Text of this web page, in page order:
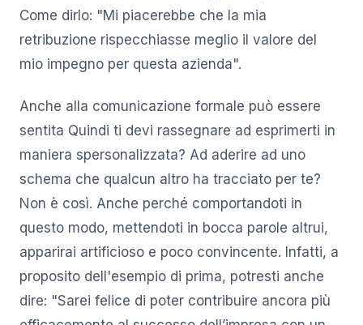
Come dirlo: "Mi piacerebbe che la mia
retribuzione rispecchiasse meglio il valore del
mio impegno per questa azienda".
Anche alla comunicazione formale può essere
sentita Quindi ti devi rassegnare ad esprimerti in
maniera spersonalizzata? Ad aderire ad uno
schema che qualcun altro ha tracciato per te?
Non è così. Anche perché comportandoti in
questo modo, mettendoti in bocca parole altrui,
apparirai artificioso e poco convincente. Infatti, a
proposito dell'esempio di prima, potresti anche
dire: "Sarei felice di poter contribuire ancora più